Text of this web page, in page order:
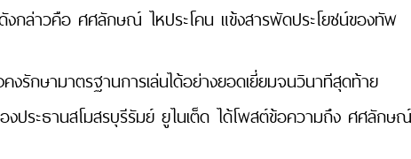
งกล่าวคือ ศศลักษณ์ ไหประโคน แข้งสารพัดประโยชน์ของทัพ
งรักษามาตรฐานการเล่นได้อย่างยอดเยี่ยมจนวินาทีสุดท้าย
ประธานสโมสรบุรีรัมย์ ยูไนเต็ด ได้โพสต์ข้อความถึง ศศลักษณ์